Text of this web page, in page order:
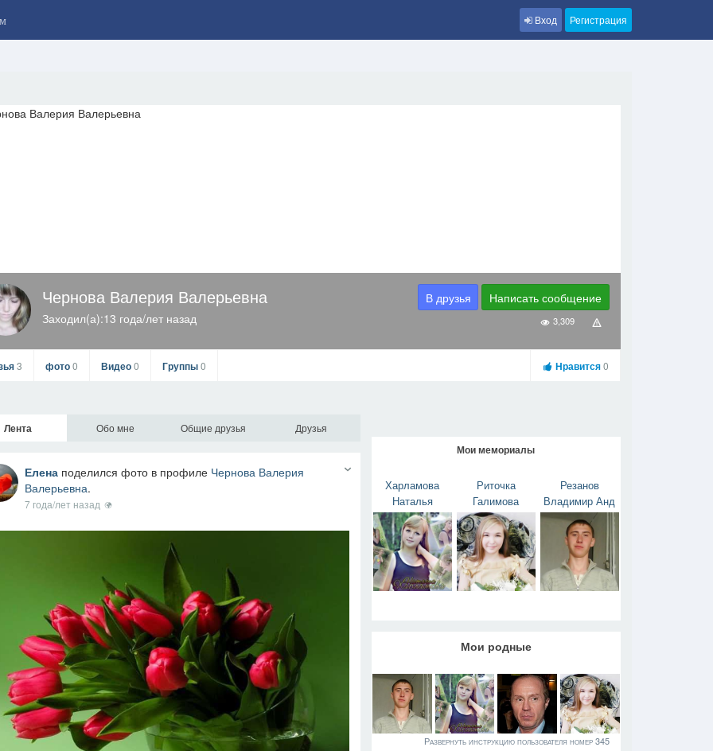
Вход Регистрация
Чернова Валерия Валерьевна
Заходил(а):13 года/лет назад
В друзья Написать сообщение
3,309
3 фото0 Видео0 Группы0 Нравится0
Мои мемориалы
Харламова
Наталья
Риточка
Галимова
Резанов
Владимир Анд
Мои родные
Развернуть инструкцию пользователя номер 345
Лента Обо мне Общие друзья Друзья
Елена поделился фото в профиле Чернова Валерия
Валерьевна.
7 года/лет назад